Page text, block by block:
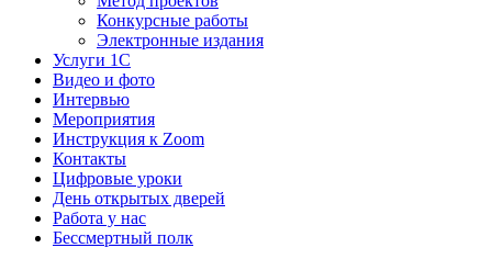
Конкурсные работы
Электронные издания
Услуги 1C
Видео и фото
Интервью
Мероприятия
Инструкция к Zoom
Контакты
Цифровые уроки
День открытых дверей
Работа у нас
Бессмертный полк